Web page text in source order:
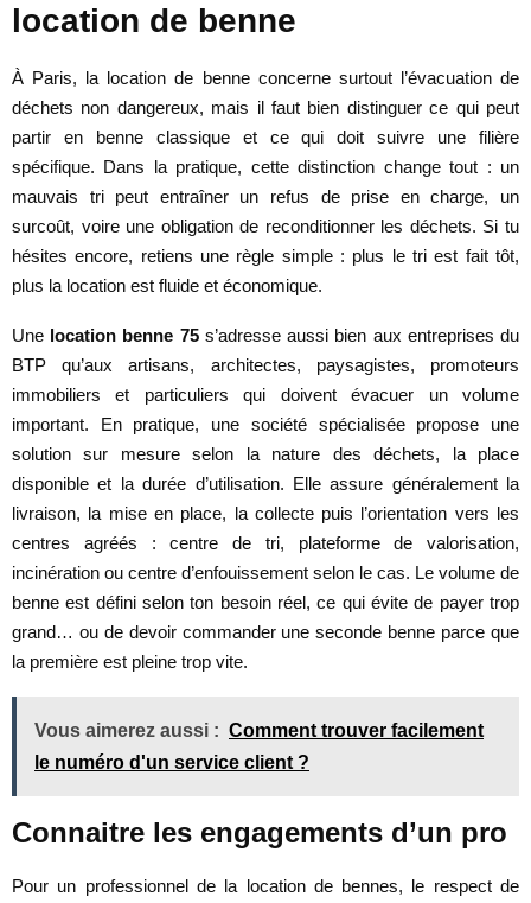
location de benne
À Paris, la location de benne concerne surtout l’évacuation de
déchets non dangereux, mais il faut bien distinguer ce qui peut
partir en benne classique et ce qui doit suivre une filière
spécifique. Dans la pratique, cette distinction change tout : un
mauvais tri peut entraîner un refus de prise en charge, un
surcoût, voire une obligation de reconditionner les déchets. Si tu
hésites encore, retiens une règle simple : plus le tri est fait tôt,
plus la location est fluide et économique.
Une location benne 75 s’adresse aussi bien aux entreprises du
BTP qu’aux artisans, architectes, paysagistes, promoteurs
immobiliers et particuliers qui doivent évacuer un volume
important. En pratique, une société spécialisée propose une
solution sur mesure selon la nature des déchets, la place
disponible et la durée d’utilisation. Elle assure généralement la
livraison, la mise en place, la collecte puis l’orientation vers les
centres agréés : centre de tri, plateforme de valorisation,
incinération ou centre d’enfouissement selon le cas. Le volume de
benne est défini selon ton besoin réel, ce qui évite de payer trop
grand… ou de devoir commander une seconde benne parce que
la première est pleine trop vite.
Vous aimerez aussi : Comment trouver facilement
le numéro d'un service client ?
Connaitre les engagements d’un pro
Pour un professionnel de la location de bennes, le respect de